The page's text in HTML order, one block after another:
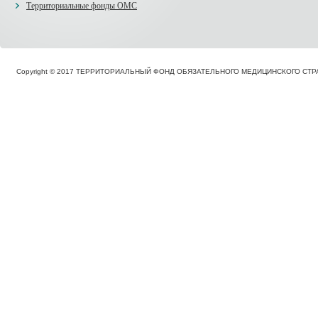
Территориальные фонды ОМС
Copyright © 2017 ТЕРРИТОРИАЛЬНЫЙ ФОНД ОБЯЗАТЕЛЬНОГО МЕДИЦИНСКОГО